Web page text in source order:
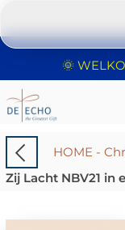
🌞
Zij Lacht NBV21 in